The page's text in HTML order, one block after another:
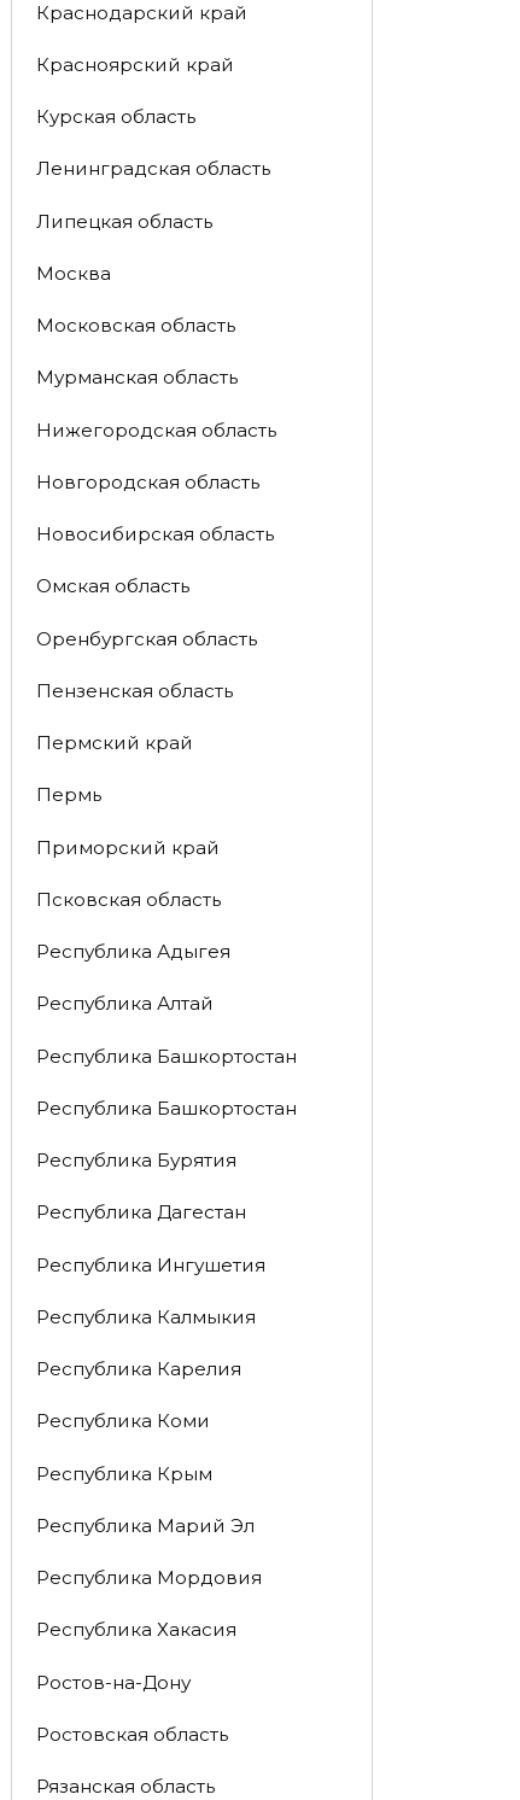
Краснодарский край
Красноярский край
Курская область
Ленинградская область
Липецкая область
Москва
Московская область
Мурманская область
Нижегородская область
Новгородская область
Новосибирская область
Омская область
Оренбургская область
Пензенская область
Пермский край
Пермь
Приморский край
Псковская область
Республика Адыгея
Республика Алтай
Республика Башкортостан
Республика Башкортостан
Республика Бурятия
Республика Дагестан
Республика Ингушетия
Республика Калмыкия
Республика Карелия
Республика Коми
Республика Крым
Республика Марий Эл
Республика Мордовия
Республика Хакасия
Ростов-на-Дону
Ростовская область
Рязанская область